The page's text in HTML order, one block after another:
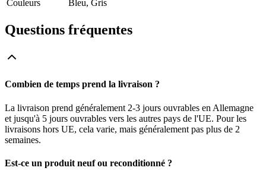
Couleurs
Bleu, Gris
Questions fréquentes
Combien de temps prend la livraison ?
La livraison prend généralement 2-3 jours ouvrables en Allemagne
et jusqu'à 5 jours ouvrables vers les autres pays de l'UE. Pour les
livraisons hors UE, cela varie, mais généralement pas plus de 2
semaines.
Est-ce un produit neuf ou reconditionné ?